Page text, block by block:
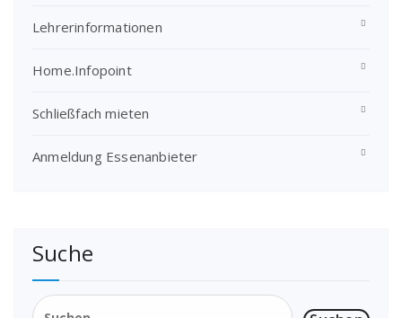
Lehrerinformationen
Home.Infopoint
Schließfach mieten
Anmeldung Essenanbieter
Suche
Suchen